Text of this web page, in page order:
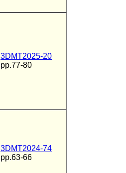
3DMT2025-20
pp.77-80
3DMT2024-74
pp.63-66